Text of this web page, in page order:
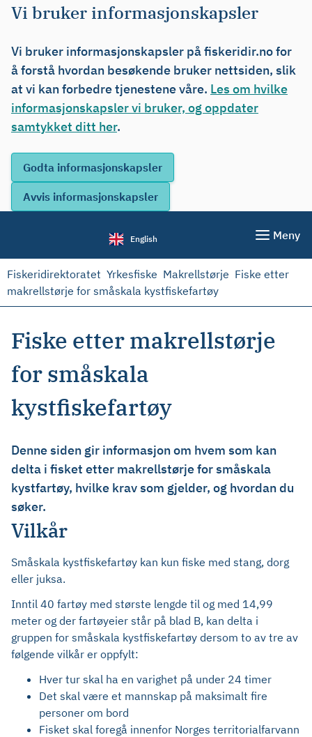
Vi bruker informasjonskapsler
Vi bruker informasjonskapsler på fiskeridir.no for
å forstå hvordan besøkende bruker nettsiden, slik
at vi kan forbedre tjenestene våre. Les om hvilke
informasjonskapsler vi bruker, og oppdater
samtykket ditt her.
English Meny
Fiskeridirektoratet Yrkesfiske Makrellstørje Fiske etter
makrellstørje for småskala kystfiskefartøy
Fiske etter makrellstørje
for småskala
kystfiskefartøy
Denne siden gir informasjon om hvem som kan
delta i fisket etter makrellstørje for småskala
kystfartøy, hvilke krav som gjelder, og hvordan du
søker.
Vilkår
Småskala kystfiskefartøy kan kun fiske med stang, dorg
eller juksa.
Inntil 40 fartøy med største lengde til og med 14,99
meter og der fartøyeier står på blad B, kan delta i
gruppen for småskala kystfiskefartøy dersom to av tre av
følgende vilkår er oppfylt:
Hver tur skal ha en varighet på under 24 timer
Det skal være et mannskap på maksimalt fire
personer om bord
Fisket skal foregå innenfor Norges territorialfarvann